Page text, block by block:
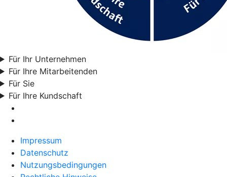
Für Ihr Unternehmen
Für Ihre Mitarbeitenden
Für Sie
Für Ihre Kundschaft
Impressum
Datenschutz
Nutzungsbedingungen